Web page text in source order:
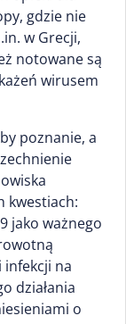
gdzie nie
w Grecji,
notowane są
wirusem
poznanie, a
kwestiach:
jako ważnego
na
działania
o